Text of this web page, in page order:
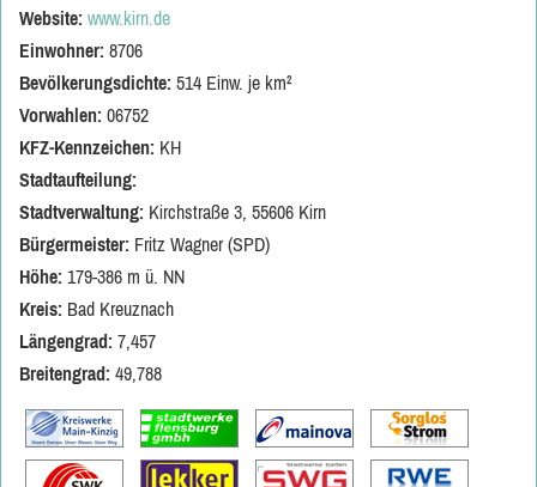
Website: www.kirn.de
Einwohner: 8706
Bevölkerungsdichte: 514 Einw. je km²
Vorwahlen: 06752
KFZ-Kennzeichen: KH
Stadtaufteilung:
Stadtverwaltung: Kirchstraße 3, 55606 Kirn
Bürgermeister: Fritz Wagner (SPD)
Höhe: 179-386 m ü. NN
Kreis: Bad Kreuznach
Längengrad: 7,457
Breitengrad: 49,788